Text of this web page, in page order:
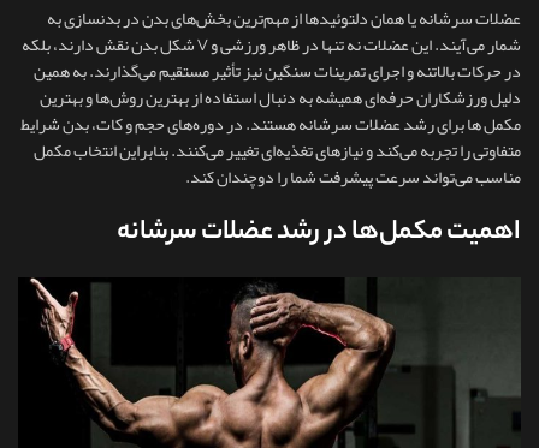
عضلات سرشانه یا همان دلتوئیدها از مهم‌ترین بخش‌های بدن در بدنسازی به
شمار می‌آیند. این عضلات نه‌ تنها در ظاهر ورزشی و V شکل بدن نقش دارند، بلکه
در حرکات بالاتنه و اجرای تمرینات سنگین نیز تأثیر مستقیم می‌گذارند. به همین
دلیل ورزشکاران حرفه‌ای همیشه به دنبال استفاده از بهترین روش‌ها و بهترین
مکمل ها برای رشد عضلات سرشانه هستند. در دوره‌های حجم و کات، بدن شرایط
متفاوتی را تجربه می‌کند و نیازهای تغذیه‌ای تغییر می‌کنند. بنابراین انتخاب مکمل
مناسب می‌تواند سرعت پیشرفت شما را دوچندان کند.
اهمیت مکمل‌ها در رشد عضلات سرشانه